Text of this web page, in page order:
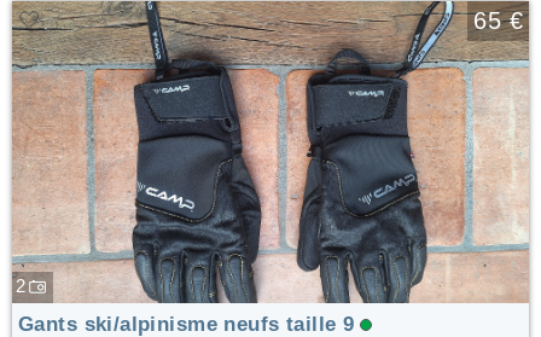
🤍 65 €
2
Gants ski/alpinisme neufs taille 9